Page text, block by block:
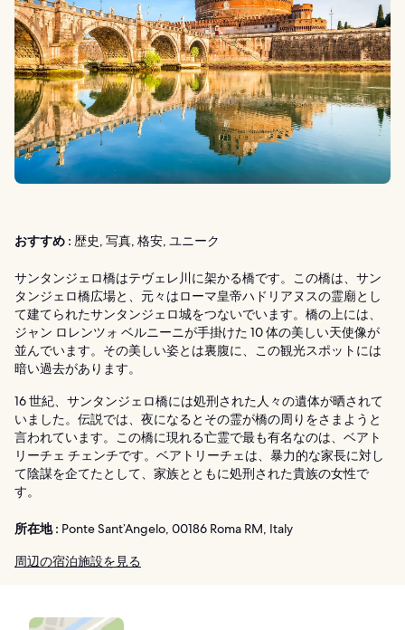
おすすめ : 歴史, 写真, 格安, ユニーク
サンタンジェロ橋はテヴェレ川に架かる橋です。この橋は、サン
タンジェロ橋広場と、元々はローマ皇帝ハドリアヌスの霊廟とし
て建てられたサンタンジェロ城をつないでいます。橋の上には、
ジャン ロレンツォ ベルニーニが手掛けた 10 体の美しい天使像が
並んでいます。その美しい姿とは裏腹に、この観光スポットには
暗い過去があります。
16 世紀、サンタンジェロ橋には処刑された人々の遺体が晒されて
いました。伝説では、夜になるとその霊が橋の周りをさまようと
言われています。この橋に現れる亡霊で最も有名なのは、ベアト
リーチェ チェンチです。ベアトリーチェは、暴力的な家長に対し
て陰謀を企てたとして、家族とともに処刑された貴族の女性で
す。
所在地 : Ponte Sant’Angelo, 00186 Roma RM, Italy
周辺の宿泊施設を見る